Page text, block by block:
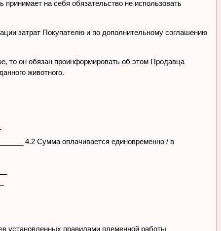
на себя обязательство не использовать
затрат Покупателю и по дополнительному соглашению
то он обязан проинформировать об этом Продавца
животного.
4.2 Сумма оплачивается единовременно / в
установленных правилами племенной работы